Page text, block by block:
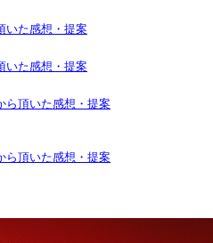
いた感想・提案
いた感想・提案
ら頂いた感想・提案
ら頂いた感想・提案